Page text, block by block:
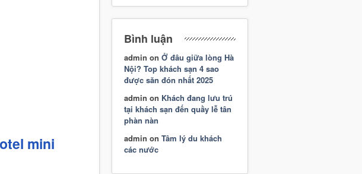
mini
Bình luận
admin on Ở đâu giữa lòng Hà
Nội? Top khách sạn 4 sao
được săn đón nhất 2025
admin on Khách đang lưu trú
tại khách sạn đến quầy lễ tân
phàn nàn
admin on Tâm lý du khách
các nước